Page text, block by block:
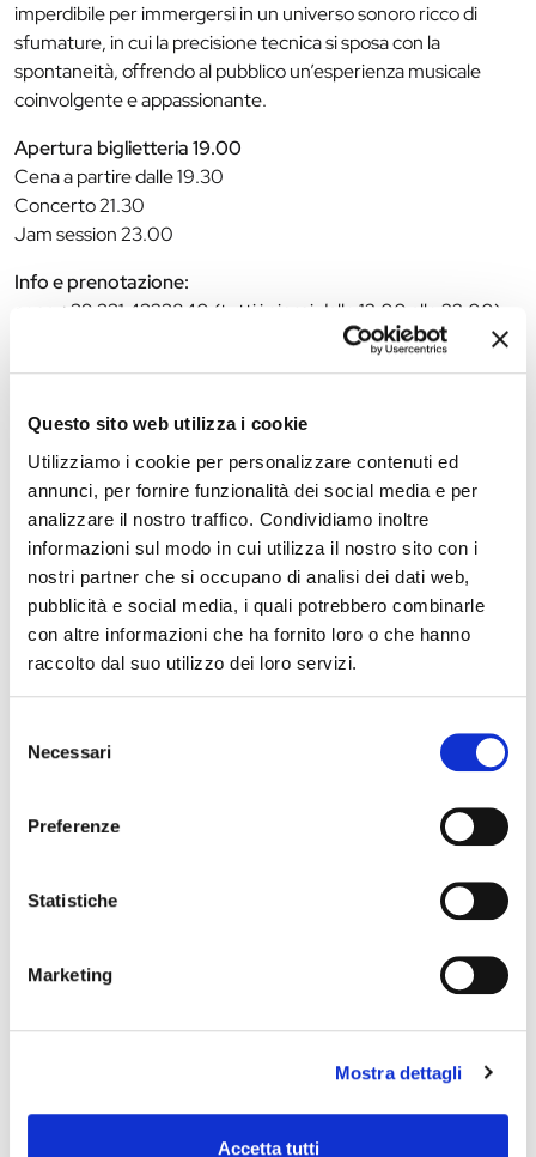
Questo sito web utilizza i cookie
Utilizziamo i cookie per personalizzare contenuti ed
annunci, per fornire funzionalità dei social media e per
analizzare il nostro traffico. Condividiamo inoltre
informazioni sul modo in cui utilizza il nostro sito con i
nostri partner che si occupano di analisi dei dati web,
pubblicità e social media, i quali potrebbero combinarle
con altre informazioni che ha fornito loro o che hanno
raccolto dal suo utilizzo dei loro servizi.
delNecessari
Preferenze
Statistiche
Marketing
Mostra dettagli
Accetta tutti
imperdibile per immergersi in un universo sonoro ricco di
sfumature, in cui la precisione tecnica si sposa con la
spontaneità, offrendo al pubblico un’esperienza musicale
coinvolgente e appassionante.
Apertura biglietteria 19.00
Cena a partire dalle 19.30
Concerto 21.30
Jam session 23.00
Info e prenotazione:
cena +39 331 4323840 (tutti i giorni dalle 12.00 alle 22.00)
www.jazzclubferrara.com
Il Jazz Club Ferrara è un circolo Endas. Sottoscrivi la richiesta
Intero 15€ – Ridotto 10€ – Under 30 e Studenti
Conservatorio “G. Frescobaldi” 5€
La redazione non è responsabile di eventuali inesattezze o
variazioni nel programma degli eventi riportati. In caso di
annullamento, variazione, modifica delle informazioni di un
evento potete scrivere ainfotur@comune.fe.it.